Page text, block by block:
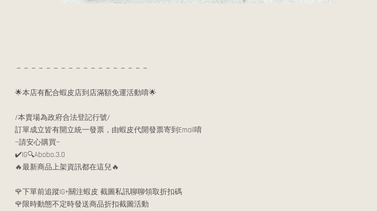
－－－－－－－－－－－－－－－－－－
🌟本店有配合蝦皮店到店滿額免運活動唷🌟
/本賣場為政府合法登記行號/
訂單成立皆有開立統一發票，由蝦皮代開發票寄到Email唷
—請安心購買—
✔️IG🔍Abobo.3.0
🔥最新商品上架資訊都在這兒🔥
🌹下單前追蹤IG+關注蝦皮 截圖私訊聊聊領取折扣碼
🌹限時動態不定時發送商品折扣截圖活動